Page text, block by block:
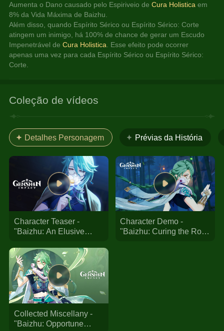
Aumenta o Dano causado pelo Espiriveio de Cura Holistica em
8% da Vida Máxima de Baizhu.
Além disso, quando Espírito Sérico ou Espírito Sérico: Corte
atingem um inimigo, há 100% de chance de gerar um Escudo
Impenetrável de Cura Holistica . Esse efeito pode ocorrer
apenas uma vez para cada Espírito Sérico ou Espírito Sérico:
Corte.
Coleção de vídeos
Detalhes Personagem Prévias da História
Character Teaser -
"Baizhu: An Elusive
Impact
Character Demo -
"Baizhu: Curing the Root
Collected Miscellany -
"Baizhu: Opportune